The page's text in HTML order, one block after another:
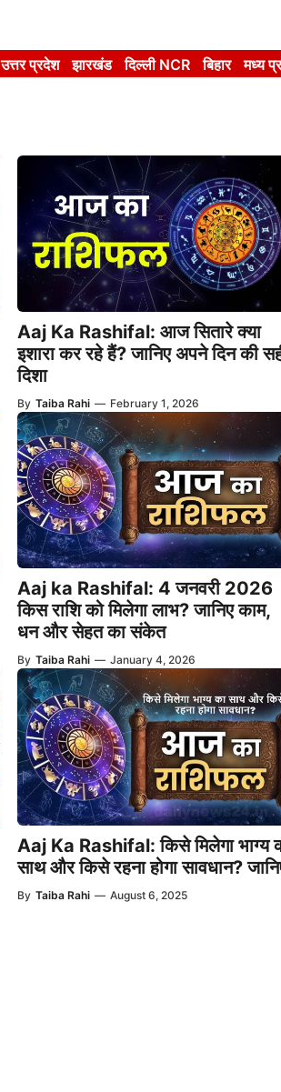
उत्तर प्रदेश झारखंड दिल्ली NCR बिहार मध्य
Aaj Ka Rashifal: आज सितारे क्या
इशारा कर रहे हैं? जानिए अपने दिन की
दिशा
By Taiba Rahi — February 1, 2026
Aaj ka Rashifal: 4 जनवरी 2026
किस राशि को मिलेगा लाभ? जानिए काम,
धन और सेहत का संकेत
By Taiba Rahi — January 4, 2026
Aaj Ka Rashifal: किसे मिलेगा भाग्य
साथ और किसे रहना होगा सावधान?
By Taiba Rahi — August 6, 2025